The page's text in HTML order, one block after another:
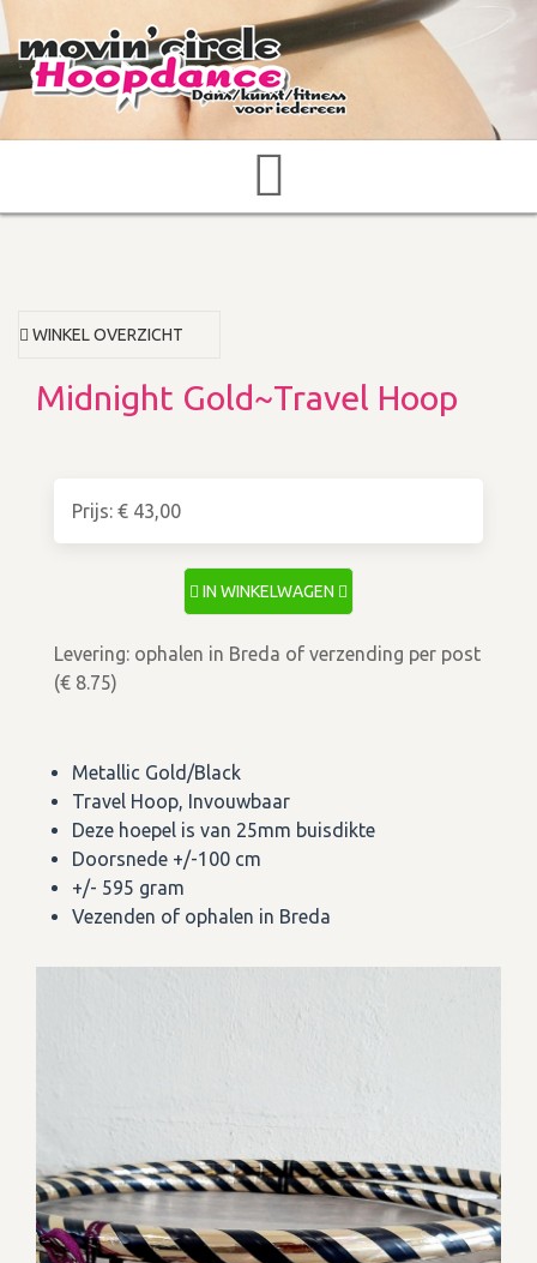
WINKEL OVERZICHT
Midnight Gold~Travel Hoop
Prijs: € 43,00
IN WINKELWAGEN
Levering: ophalen in Breda of verzending per post
(€ 8.75)
Metallic Gold/Black
Travel Hoop, Invouwbaar
Deze hoepel is van 25mm buisdikte
Doorsnede +/-100 cm
+/- 595 gram
Vezenden of ophalen in Breda